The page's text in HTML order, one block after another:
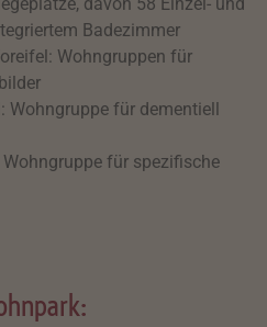
Badezimmer
Wohngruppen für
Wohngruppe für dementiell
für spezifische